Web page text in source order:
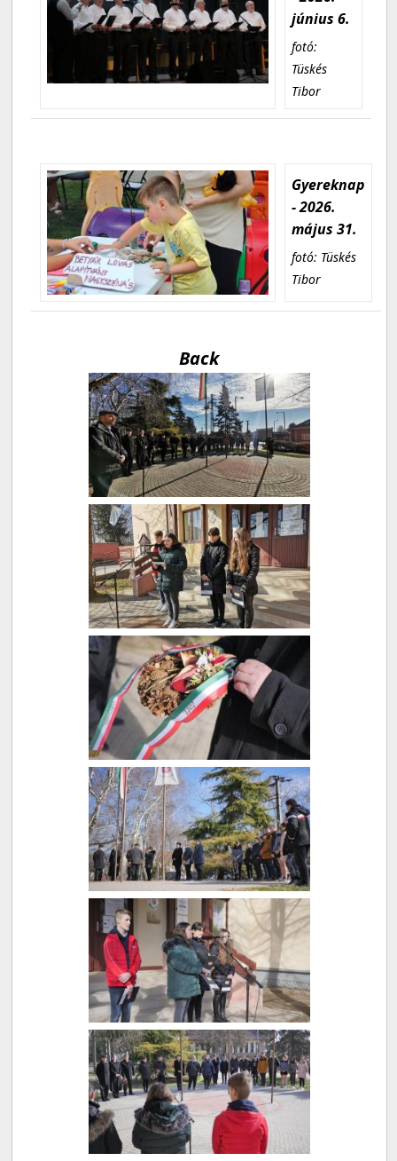
június 6.
fotó:
Tüskés
Tibor
Gyereknap
- 2026.
május 31.
fotó: Tüskés
Tibor
Back